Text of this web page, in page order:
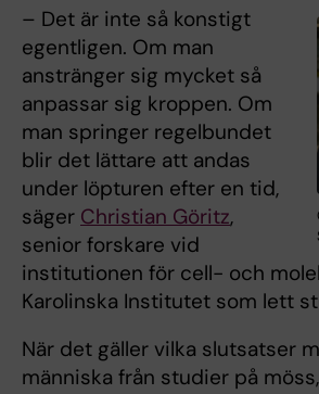
– Det är inte så konstigt
egentligen. Om man
anstränger sig mycket så
anpassar sig kroppen. Om
man springer regelbundet
blir det lättare att andas
under löpturen efter en tid,
säger Christian Göritz,
senior forskare vid
institutionen för cell- och
Karolinska Institutet som lett
När det gäller vilka slutsatser
människa från studier på